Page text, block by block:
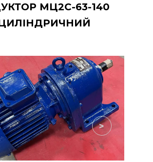
МЦ2С-63-140
>